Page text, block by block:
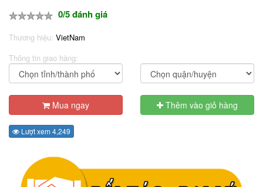
0/5 đánh giá
Thương hiệu: VietNam
Thông tin giao hàng:
Mua ngay Thêm vào giỏ hàng
Lượt xem 4,249